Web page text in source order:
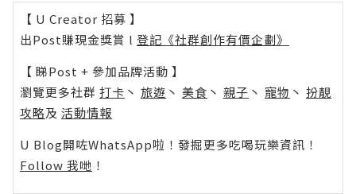
【 U Creator 招募 】
出Post賺現金獎賞 l 登記《社群創作有價企劃》
【 睇Post + 參加品牌活動 】
瀏覽更多社群 打卡 丶 旅遊 丶 美食 丶 親子 丶 寵物 丶 扮靚
攻略及 活動情報
U Blog開咗WhatsApp啦！發掘更多吃喝玩樂資訊！
Follow 我哋 ！